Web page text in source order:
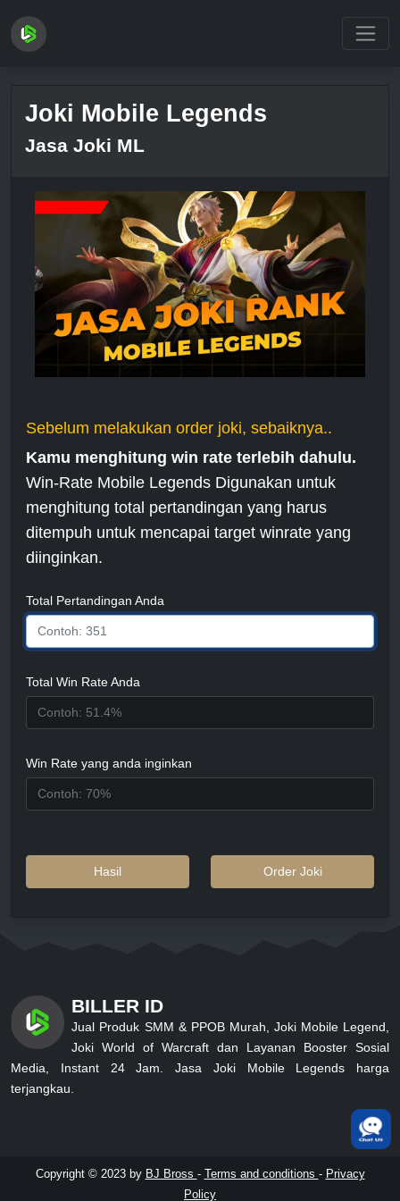
Joki Mobile Legends
Jasa Joki ML
Sebelum melakukan order joki, sebaiknya..
Kamu menghitung win rate terlebih dahulu.
Win-Rate Mobile Legends Digunakan untuk
menghitung total pertandingan yang harus
ditempuh untuk mencapai target winrate yang
diinginkan.
Total Pertandingan Anda
Total Win Rate Anda
Win Rate yang anda inginkan
Hasil Order Joki
BILLER ID
Jual Produk SMM & PPOB Murah, Joki Mobile Legend,
Joki World of Warcraft dan Layanan Booster Sosial
Media, Instant 24 Jam. Jasa Joki Mobile Legends harga
terjangkau.
Copyright © 2023 by BJ Bross - Terms and conditions - Privacy
Policy